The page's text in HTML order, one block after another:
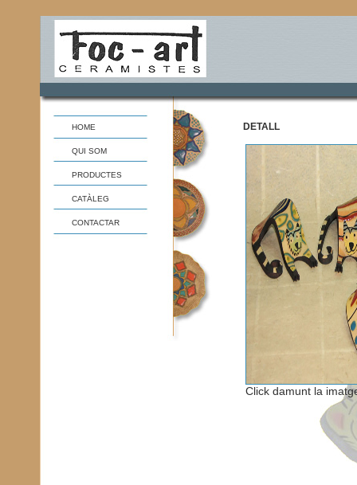
HOME
QUI SOM
PRODUCTES
CATÀLEG
CONTACTAR
DETALL
Click damunt la